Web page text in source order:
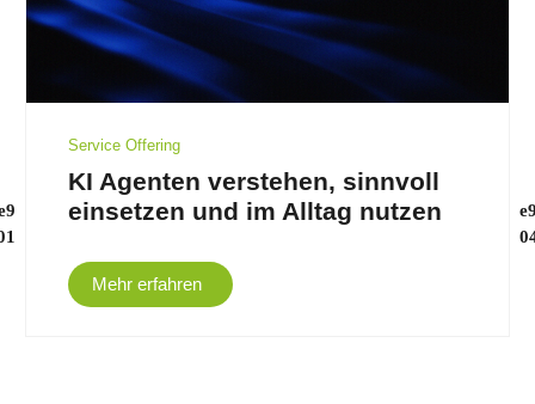
Service Offering
KI Agenten verstehen, sinnvoll
einsetzen und im Alltag nutzen
Mehr erfahren